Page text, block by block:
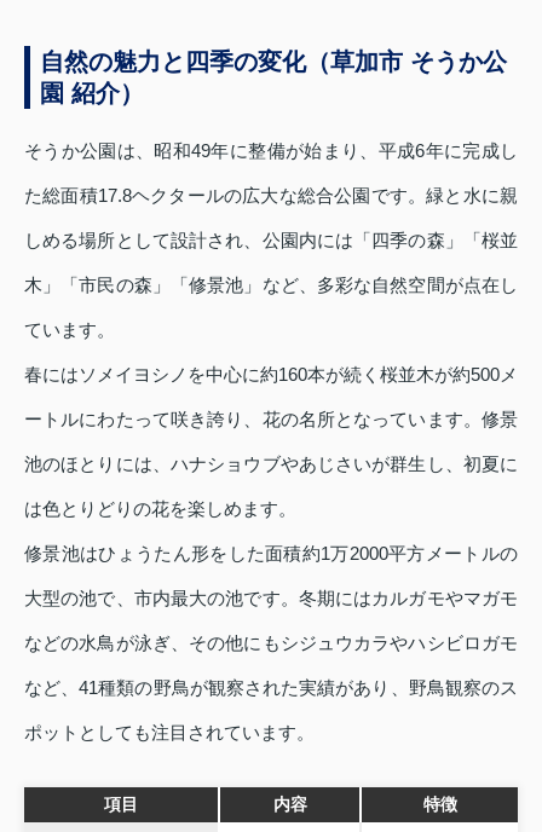
自然の魅力と四季の変化（草加市 そうか公
園 紹介）
そうか公園は、昭和49年に整備が始まり、平成6年に完成し
た総面積17.8ヘクタールの広大な総合公園です。緑と水に親
しめる場所として設計され、公園内には「四季の森」「桜並
木」「市民の森」「修景池」など、多彩な自然空間が点在し
ています。
春にはソメイヨシノを中心に約160本が続く桜並木が約500メ
ートルにわたって咲き誇り、花の名所となっています。修景
池のほとりには、ハナショウブやあじさいが群生し、初夏に
は色とりどりの花を楽しめます。
修景池はひょうたん形をした面積約1万2000平方メートルの
大型の池で、市内最大の池です。冬期にはカルガモやマガモ
などの水鳥が泳ぎ、その他にもシジュウカラやハシビロガモ
など、41種類の野鳥が観察された実績があり、野鳥観察のス
ポットとしても注目されています。
項目 内容 特徴